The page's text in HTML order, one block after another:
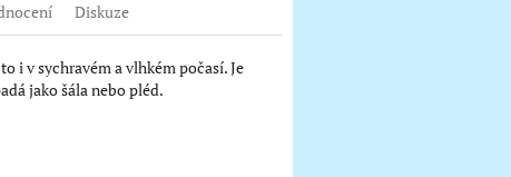
Diskuze
i v sychravém a vlhkém počasí. Je
jako šála nebo pléd.